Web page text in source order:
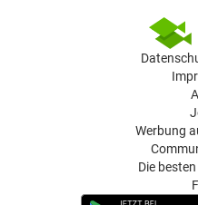
Werbung
Die